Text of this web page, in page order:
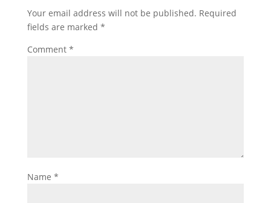
Your email address will not be published. Required
fields are marked *
Comment *
Name *